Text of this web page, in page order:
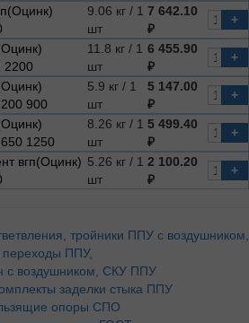
9.06 кг / 1
шт
7 642.10
₽
+
11.8 кг / 1
шт
6 455.90
₽
+
900
5.9 кг / 1
шт
5 147.00
₽
+
1250
8.26 кг / 1
шт
5 499.40
₽
+
вгп(Оцинк) 5.26 кг / 1
шт
2 100.20
₽
+
тройники ППУ с воздушником,
переходы ППУ,
с воздушником, СКУ ППУ
заделки стыка ППУ
опоры СПО